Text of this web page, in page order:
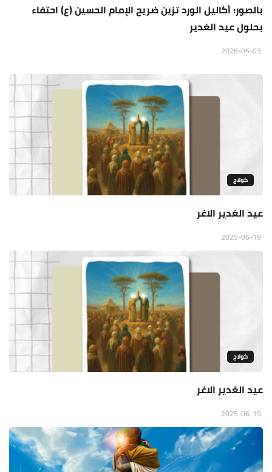
بالصور: أكاليل الورد تزين ضريح الإمام الحسين (ع) احتفاء
بحلول عيد الغدير
كولاج
عيد الغدير الاغر
كولاج
عيد الغدير الاغر